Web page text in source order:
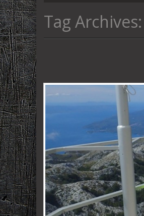
Tag Archives: